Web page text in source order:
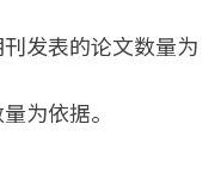
发表的论文数量为
为依据。